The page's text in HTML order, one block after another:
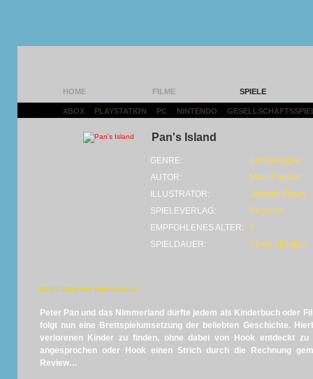
HOME FILME SPIELE
XBOX PLAYSTATION PC NINTENDO
Pan's Island
GENRE:
Familienspiel
AUTOR:
Marc Paquien
ILLUSTRATOR:
Jérémie Fleury
SPIELEVERLAG:
Pegasus
EMPFOHLENES ALTER:
8
SPIELDAUER:
45-60 Minuten
02.03.2024 von Born2bewild
Peter Pan und das Nimmerland dürfte jedem als Kinderbuch oder
folgt nun eine Brettspielumsetzung der beliebten Geschichte.
verlorenen Kinder zu finden, ohne dabei von Hook entdeckt zu
angesprochen oder Hook einen Strich durch die Rechnung
Review…